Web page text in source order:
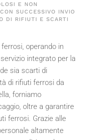
E NON
SUCCESSIVO INVIO
DI RIFIUTI E SCARTI
operando in
integrato per la
sia scarti di
di rifiuti ferrosi da
forniamo
oltre a garantire
ferrosi. Grazie alle
altamente